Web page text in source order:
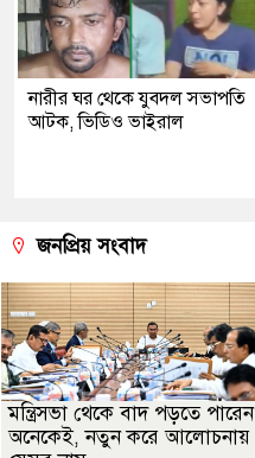
নারীর ঘর থেকে যুবদল সভাপতি
আটক, ভিডিও ভাইরাল
জনপ্রিয় সংবাদ
মন্ত্রিসভা থেকে বাদ পড়তে পারেন
অনেকেই, নতুন করে আলোচনায়